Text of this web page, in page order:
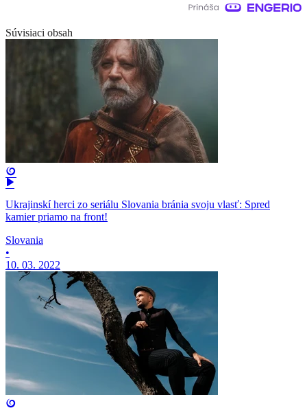
Súvisiaci obsah
Ukrajinskí herci zo seriálu Slovania bránia svoju vlasť: Spred
kamier priamo na front!
Slovania
•
10. 03. 2022